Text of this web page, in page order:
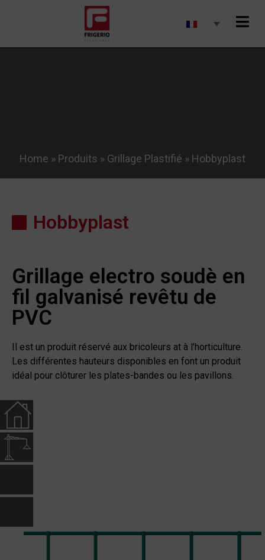
Home » Produits » Grillage Plastifié » Hobbyplast
Hobbyplast
Grillage electro soudè en
fil galvanisé revêtu de
PVC
Il est un produit réservé aux bricoleurs at à l’horticulture.
Les différentes hauteurs disponibles en font un produit
idéal pour clôturer les plates-bandes ou les pavillons.